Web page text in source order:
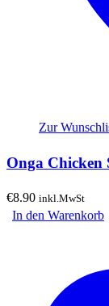
Zur
Onga Chicken
€8.90 inkl.MwSt
In den Warenkorb